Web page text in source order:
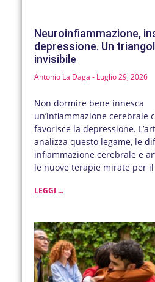
Neuroinfiammazione,
depressione. Un
invisibile
Antonio La Daga Luglio 29, 2026
Non dormire bene innesca
un’infiammazione cerebrale
favorisce la depressione.
analizza questo legame, le
infiammazione cerebrale e
le nuove terapie mirate per
LEGGI ...